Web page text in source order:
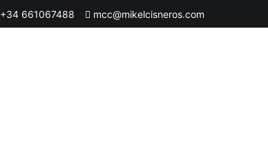
+34 661067488 mcc@mikelcisneros.com